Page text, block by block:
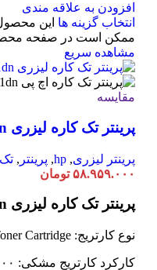
افزودن به علاقه مندی
انتخاب گزینه ها این
ممکن است در صفحه
مشاهده سریع
مقایسه
پرینتر تک کاره لیزری M501dn اچ پی
پرینتر لیزری,
hp
, پرینتر ,
۵۸.۹۵۹.۰۰۰ تومان
پرینتر تک کاره لیزری M501dn اچ پی
نوع کارتریج: HP ۸۷A Black LaserJet Toner Cartridge
کارکرد کارتریج مشکی: ۹۰۰۰ برگ